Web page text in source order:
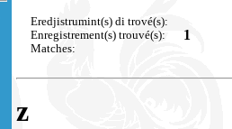
Eredjistrumint(s) di trové(s):
Enregistrement(s) trouvé(s):
Matches:
1
z